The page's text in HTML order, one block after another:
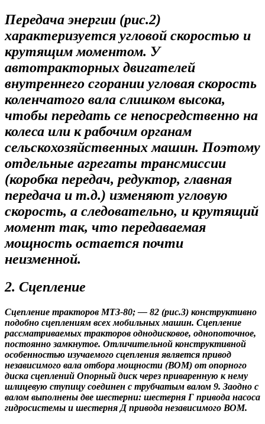
Передача энергии (рис.2)
характеризуется угловой скоростью и
крутящим моментом. У
автотракторных двигателей
внутреннего сгорании угловая скорость
коленчатого вала слишком высока,
чтобы передать се непосредственно на
колеса или к рабочим органам
сельскохозяйственных машин. Поэтому
отдельные агрегаты трансмиссии
(коробка передач, редуктор, главная
передача и т.д.) изменяют угловую
скорость, а следовательно, и крутящий
момент так, что передаваемая
мощность остается почти
неизменной.
2. Сцепление
Сцепление тракторов МТЗ-80; — 82 (рис.3) конструктивно
подобно сцеплениям всех мобильных машин. Сцепление
рассматриваемых тракторов однодисковое, однопоточное,
постоянно замкнутое. Отличительной конструктивной
особенностью изучаемого сцепления является привод
независимого вала отбора мощности (ВОМ) от опорного
диска сцеплений Опорный диск через приваренную к нему
шлицевую ступицу соединен с трубчатым валом 9. Заодно с
валом выполнены две шестерни: шестерня Г привода насоса
гидросистемы и шестерня Д привода независимого ВОМ.